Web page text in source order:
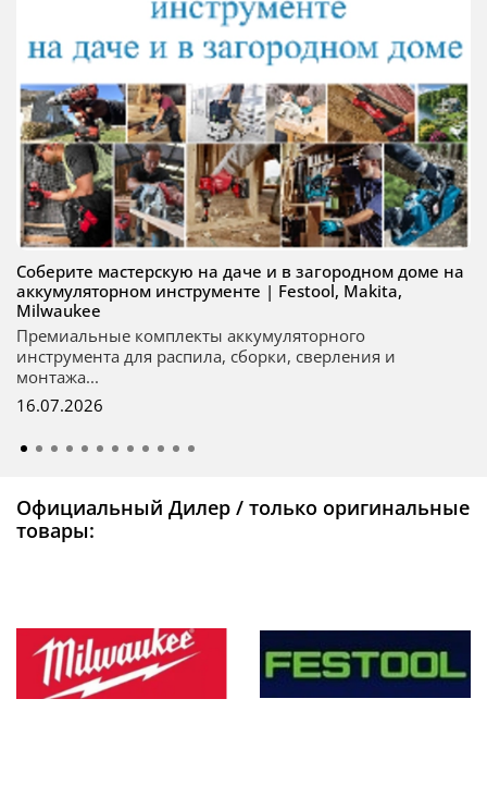
Соберите мастерскую на даче и в загородном доме на
аккумуляторном инструменте | Festool, Makita,
Milwaukee
Премиальные комплекты аккумуляторного
инструмента для распила, сборки, сверления и
монтажа...
16.07.2026
Официальный Дилер / только оригинальные
товары: